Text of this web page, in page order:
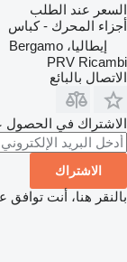
السعر عند الطلب
أجزاء المحرك - كباس
إيطاليا، Bergamo
PRV Ricambi
الاتصال بالبائع
الاشتراك في الحصول
الاشتراك
بالنقر هنا، أنت توافق